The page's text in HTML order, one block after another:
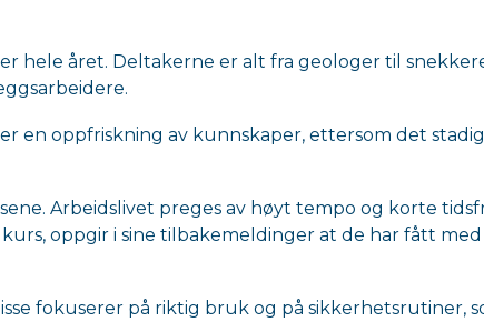
hele året. Deltakerne er alt fra geologer til
en oppfriskning av kunnskaper, ettersom det stadig
Arbeidslivet preges av høyt tempo og korte
oppgir i sine tilbakemeldinger at de har fått med
fokuserer på riktig bruk og på sikkerhetsrutiner,